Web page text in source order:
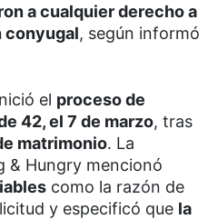
a cualquier derecho a
conyugal, según informó
el proceso de
42, el 7 de marzo, tras
matrimonio. La
& Hungry mencionó
como la razón de
y especificó que la